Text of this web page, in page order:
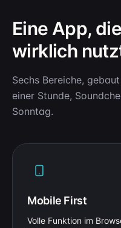
Eine App,
wirklich
Sechs Bereiche,
einer Stunde,
Sonntag.
Mobile First
Volle Funktion im